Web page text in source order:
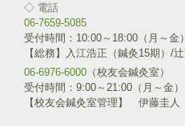
◇ 電話
06-7659-5085
受付時間：10:00～18:00（月～金）
【総務】入江浩正（鍼灸15期）/
06-6976-6000 （校友会鍼灸室）
受付時間：9:00～21:00（月～金）
【校友会鍼灸室管理】 伊藤圭人